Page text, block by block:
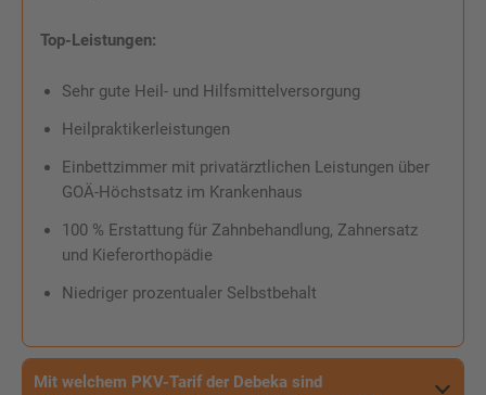
Top-Leistungen:
Sehr gute Heil- und Hilfsmittelversorgung
Heilpraktikerleistungen
Einbettzimmer mit privatärztlichen Leistungen über
GOÄ-Höchstsatz im Krankenhaus
100 % Erstattung für Zahnbehandlung, Zahnersatz
und Kieferorthopädie
Niedriger prozentualer Selbstbehalt
Mit welchem PKV-Tarif der Debeka sind